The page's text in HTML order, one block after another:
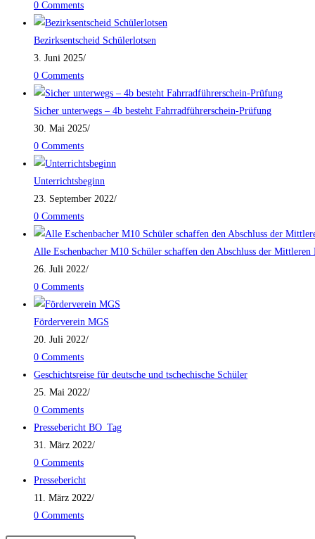
0 Comments
Bezirksentscheid Schülerlotsen
3. Juni 2025/
0 Comments
Sicher unterwegs – 4b besteht Fahrradführerschein-Prüfung
30. Mai 2025/
0 Comments
Unterrichtsbeginn
23. September 2022/
0 Comments
Alle Eschenbacher M10 Schüler schaffen den Abschluss der Mittleren
26. Juli 2022/
0 Comments
Förderverein MGS
20. Juli 2022/
0 Comments
Geschichtsreise für deutsche und tschechische Schüler
25. Mai 2022/
0 Comments
Pressebericht BO_Tag
31. März 2022/
0 Comments
Pressebericht
11. März 2022/
0 Comments